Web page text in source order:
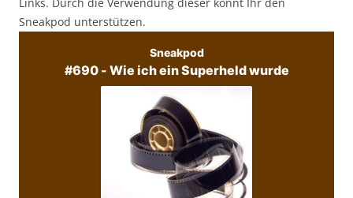
Sneakpod unterstützen.